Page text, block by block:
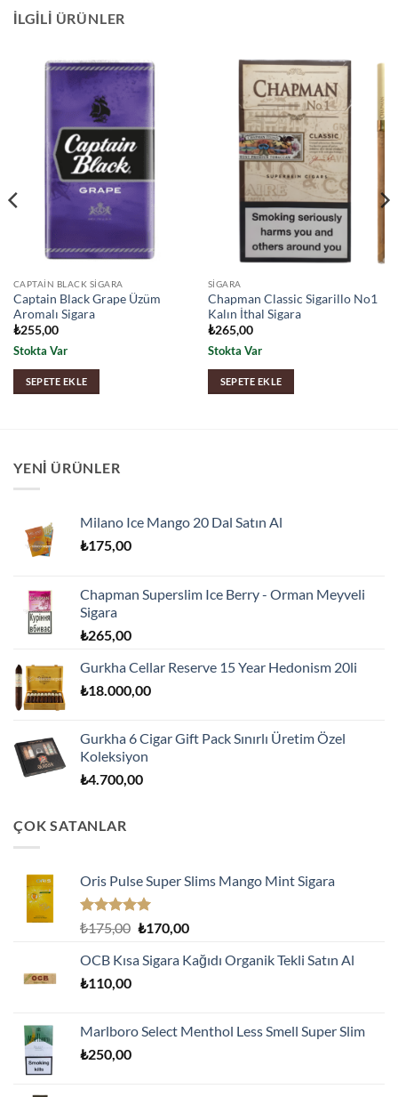
İLGILI ÜRÜNLER
CAPTAIN BLACK SIGARA
Captain Black Grape Üzüm
Aromalı Sigara
₺255,00
Stokta Var
SEPETE EKLE
SIGARA
Chapman Classic Sigarillo No1
Kalın İthal Sigara
₺265,00
Stokta Var
SEPETE EKLE
YENI ÜRÜNLER
Milano Ice Mango 20 Dal Satın Al
₺175,00
Chapman Superslim Ice Berry - Orman Meyveli
Sigara
₺265,00
Gurkha Cellar Reserve 15 Year Hedonism 20li
₺18.000,00
Gurkha 6 Cigar Gift Pack Sınırlı Üretim Özel
Koleksiyon
₺4.700,00
ÇOK SATANLAR
Oris Pulse Super Slims Mango Mint Sigara
5 üzerinden
oy
aldı
₺175,00 Orijinal
₺175,00.
₺170,00Şu
fiyat:
OCB Kısa Sigara Kağıdı Organik Tekli Satın Al
₺110,00
Marlboro Select Menthol Less Smell Super Slim
₺250,00